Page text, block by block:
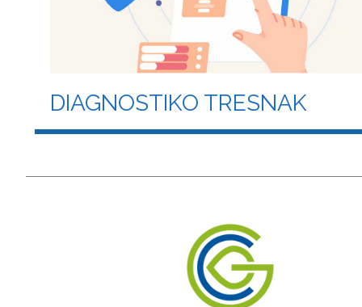
DIAGNOSTIKO TRESNAK